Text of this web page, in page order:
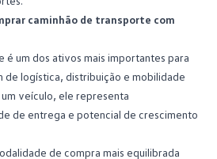
caminhão de transporte com
é um dos ativos mais importantes para
de logística, distribuição e mobilidade
veículo, ele representa
de entrega e potencial de crescimento
de compra mais equilibrada